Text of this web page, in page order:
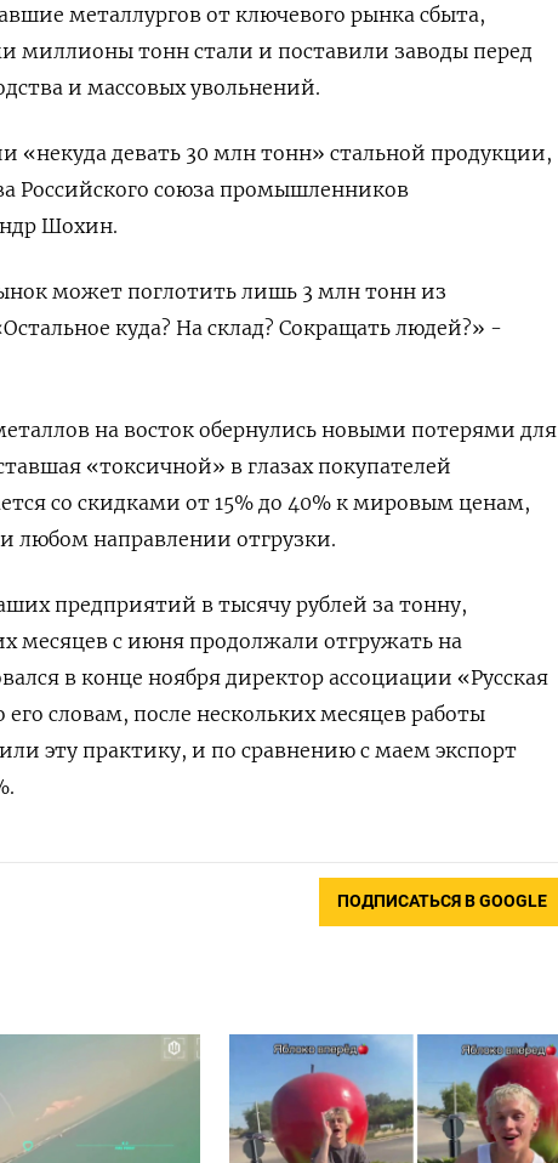
металлургов от ключевого рынка сбыта,
миллионы тонн стали и поставили заводы перед
и массовых увольнений.
«некуда девать 30 млн тонн» стальной продукции,
Российского союза промышленников
Шохин.
может поглотить лишь 3 млн тонн из
куда? На склад? Сокращать людей?» -
на восток обернулись новыми потерями для
«токсичной» в глазах покупателей
со скидками от 15% до 40% к мировым ценам,
любом направлении отгрузки.
предприятий в тысячу рублей за тонну,
месяцев с июня продолжали отгружать на
в конце ноября директор ассоциации «Русская
словам, после нескольких месяцев работы
эту практику, и по сравнению с маем экспорт
ПОДПИСАТЬСЯ В GOOGLE